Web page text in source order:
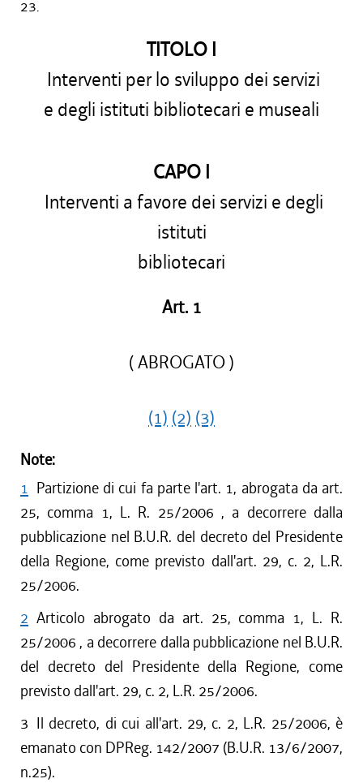
23.
TITOLO I
Interventi per lo sviluppo dei servizi
e degli istituti bibliotecari e museali
CAPO I
Interventi a favore dei servizi e degli
istituti
bibliotecari
Art. 1
( ABROGATO )
(1) (2) (3)
Note:
1 Partizione di cui fa parte l'art. 1, abrogata da art.
25, comma 1, L. R. 25/2006 , a decorrere dalla
pubblicazione nel B.U.R. del decreto del Presidente
della Regione, come previsto dall'art. 29, c. 2, L.R.
25/2006.
2 Articolo abrogato da art. 25, comma 1, L. R.
25/2006 , a decorrere dalla pubblicazione nel B.U.R.
del decreto del Presidente della Regione, come
previsto dall'art. 29, c. 2, L.R. 25/2006.
3 Il decreto, di cui all'art. 29, c. 2, L.R. 25/2006, è
emanato con DPReg. 142/2007 (B.U.R. 13/6/2007,
n.25).